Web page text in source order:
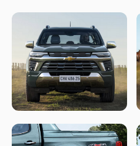
carrocería está pensada para
Interior y equipamiento
El
rediseñados, acabados
motor, y la nueva central
pantalla táctil y proyección
conectividad de última
Dinámica y seguridadAdemás
equilibrada, la nueva S10